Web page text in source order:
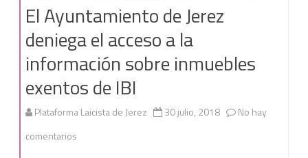
El Ayuntamiento de Jerez
deniega el acceso a la
información sobre inmuebles
exentos de IBI
Plataforma Laicista de Jerez 30 julio, 2018
No hay
comentarios